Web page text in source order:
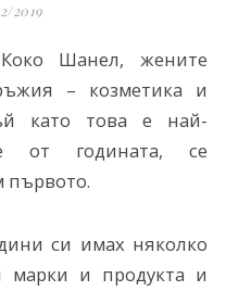
2019
Шанел, жените
– козметика и
като това е най-
от годината, се
първото.
си имах няколко
марки и продукта и